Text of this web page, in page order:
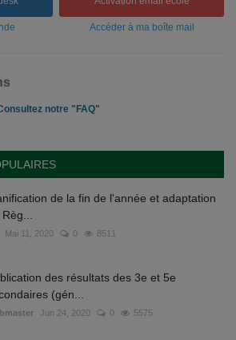
Accéder à ma boîte mail
notre "FAQ"
de la fin de l'année et adaptation
Mai 11, 2020 0 8511
des résultats des 3e et 5e
(gén...
Jun 24, 2020 0 5575